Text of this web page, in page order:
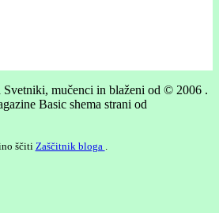
Svetniki, mučenci in blaženi od © 2006 .
Basic shema strani od
ščitiZaščitnik bloga .